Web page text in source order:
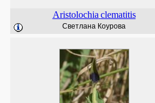
Aristolochia clematitis
Светлана Коурова